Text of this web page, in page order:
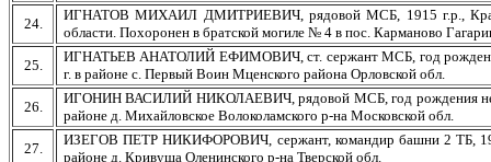
24.
ИГНАТОВ МИХАИЛ ДМИТРИЕВИЧ, рядовой МСБ, 1915 г.р.,
области. Похоронен в братской могиле № 4 в пос. Карманово
25.
ИГНАТЬЕВ АНАТОЛИЙ ЕФИМОВИЧ, ст. сержант МСБ, год рождения
г. в районе с. Первый Воин Мценского района Орловской обл.
26.
ИГОНИН ВАСИЛИЙ НИКОЛАЕВИЧ, рядовой МСБ, год рождения не
районе д. Михайловское Волоколамского р-на Московской обл.
27.
ИЗЕГОВ ПЕТР НИКИФОРОВИЧ, сержант, командир башни 2 ТБ,
районе д. Кривуша Оленинского р-на Тверской обл.